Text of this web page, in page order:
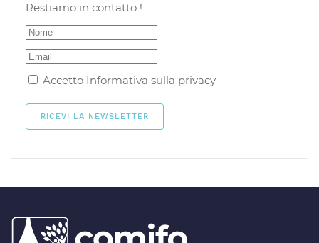
Restiamo in contatto !
Accetto Informativa sulla privacy